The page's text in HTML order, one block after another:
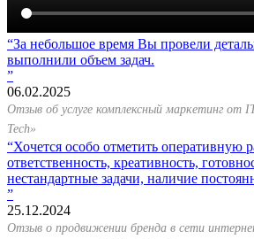
За небольшое время Вы провели
выполнили объем задач.
06.02.2025
Отзыв об услуге комплексный маркетинг от
Tech»
Хочется особо отметить оперативную
ответственность, креативность,
нестандартные задачи, наличие
25.12.2024
Отзыв о продвижении бренда в сети